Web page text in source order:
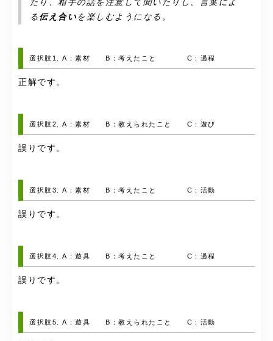
たり、相手の話を注意して聞いたりし、言葉によ
る 伝え合い を楽しむようになる。
選択肢1. A：素材 B：考えたこと C：過程
正解です。
選択肢2. A：素材 B：教えられたこと C：遊び
誤りです。
選択肢3. A：素材 B：考えたこと C：活動
誤りです。
選択肢4. A：遊具 B：考えたこと C：過程
誤りです。
選択肢5. A：遊具 B：教えられたこと C：活動